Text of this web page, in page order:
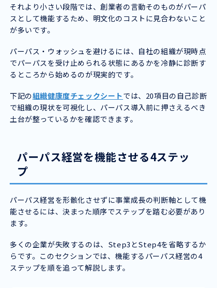
それより小さい段階では、創業者の言動そのものがパーパ
スとして機能するため、明文化のコストに見合わないこと
が多いです。
パーパス・ウォッシュを避けるには、自社の組織が現時点
でパーパスを受け止められる状態にあるかを冷静に診断す
るところから始めるのが現実的です。
下記の組織健康度チェックシートでは、20項目の自己診断
で組織の現状を可視化し、パーパス導入前に押さえるべき
土台が整っているかを確認できます。
パーパス経営を機能させる4ステッ
プ
パーパス経営を形骸化させずに事業成長の判断軸として機
能させるには、決まった順序でステップを踏む必要があり
ます。
多くの企業が失敗するのは、Step3とStep4を省略するか
らです。このセクションでは、機能するパーパス経営の4
ステップを順を追って解説します。